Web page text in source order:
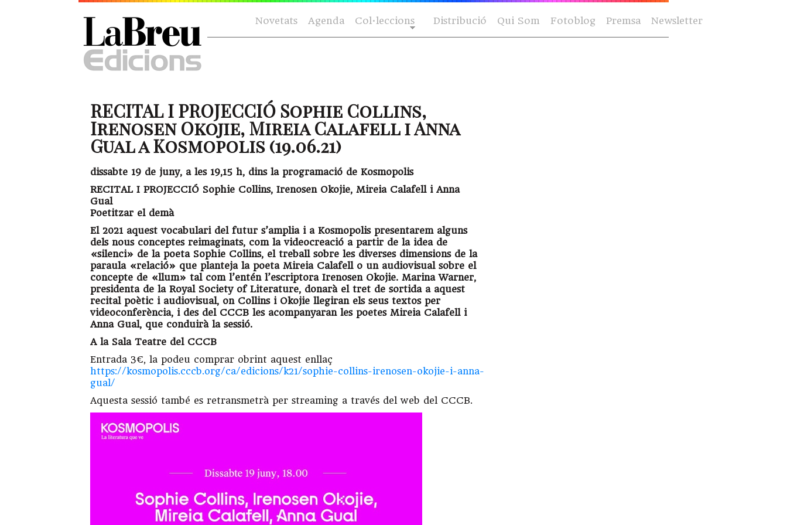
Novetats Agenda Col·leccions Distribució Qui Som Fotoblog Premsa Newsletter
RECITAL I PROJECCIÓ Sophie Collins,
Irenosen Okojie, Mireia Calafell i Anna
Gual a Kosmopolis (19.06.21)
dissabte 19 de juny, a les 19,15 h, dins la programació de Kosmopolis
RECITAL I PROJECCIÓ Sophie Collins, Irenosen Okojie, Mireia Calafell i Anna
Gual
Poetitzar el demà
El 2021 aquest vocabulari del futur s’amplia i a Kosmopolis presentarem alguns
dels nous conceptes reimaginats, com la videocreació a partir de la idea de
«silenci» de la poeta Sophie Collins, el treball sobre les diverses dimensions de la
paraula «relació» que planteja la poeta Mireia Calafell o un audiovisual sobre el
concepte de «llum» tal com l’entén l’escriptora Irenosen Okojie. Marina Warner,
presidenta de la Royal Society of Literature, donarà el tret de sortida a aquest
recital poètic i audiovisual, on Collins i Okojie llegiran els seus textos per
videoconferència, i des del CCCB les acompanyaran les poetes Mireia Calafell i
Anna Gual, que conduirà la sessió.
A la Sala Teatre del CCCB
Entrada 3€, la podeu comprar obrint aquest enllaç
https://kosmopolis.cccb.org/ca/edicions/k21/sophie-collins-irenosen-okojie-i-anna-
gual/
Aquesta sessió també es retransmetrà per streaming a través del web del CCCB.